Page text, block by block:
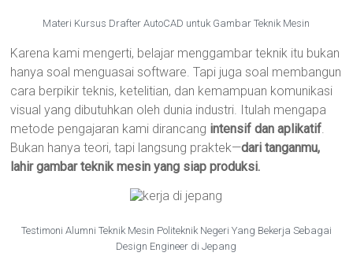
Materi Kursus Drafter AutoCAD untuk Gambar Teknik Mesin
Karena kami mengerti, belajar menggambar teknik itu bukan
hanya soal menguasai software. Tapi juga soal membangun
cara berpikir teknis, ketelitian, dan kemampuan komunikasi
visual yang dibutuhkan oleh dunia industri. Itulah mengapa
metode pengajaran kami dirancang intensif dan aplikatif
Bukan hanya teori, tapi langsung praktek—dari tanganmu,
lahir gambar teknik mesin yang siap produksi.
Testimoni Alumni Teknik Mesin Politeknik Negeri Yang Bekerja Sebagai
Design Engineer di Jepang